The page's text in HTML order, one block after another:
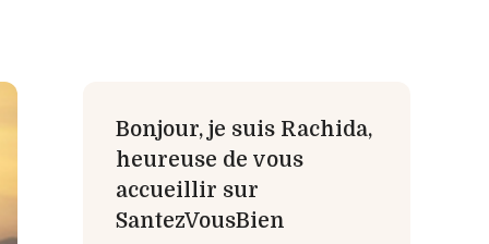
Bonjour, je suis Rachida,
heureuse de vous
accueillir sur
SantezVousBien